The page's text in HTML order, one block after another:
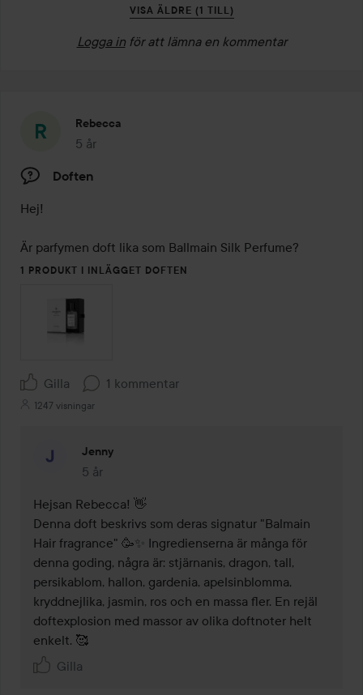
VISA ÄLDRE (1 TILL)
Logga in för att lämna en kommentar
Rebecca
5 år
Inlägget skapades 5 år
Doften
Hej!
Är parfymen doft lika som Ballmain Silk Perfume?
1 PRODUKT I INLÄGGET DOFTEN
Gilla 1 kommentar
1247 visningar
Jenny
5 år
Kommentaren lades 5 år
Hejsan Rebecca! 👋
Denna doft beskrivs som deras signatur "Balmain
Hair fragrance" 🥳✨ Ingredienserna är många för
denna goding, några är: stjärnanis, dragon, tall,
persikablom, hallon, gardenia, apelsinblomma,
kryddnejlika, jasmin, ros och en massa fler. En rejäl
doftexplosion med massor av olika doftnoter helt
enkelt. 🥰
Gilla